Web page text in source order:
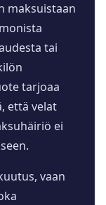
maksuistaan
tai
tarjoaa
että velat
ei
vaan